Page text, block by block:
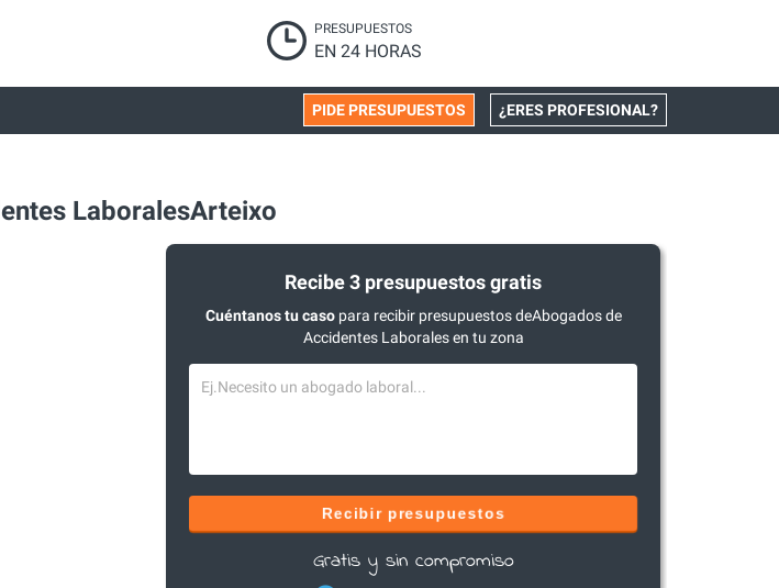
PRESUPUESTOS
EN 24 HORAS
¿ERES PROFESIONAL?
PIDE PRESUPUESTOS
LaboralesArteixo
Recibe 3 presupuestos gratis
Cuéntanos tu casopara recibir presupuestos deAbogados de
Accidentes Laborales en tu zona
Recibir presupuestos
Gratis y sin compromiso